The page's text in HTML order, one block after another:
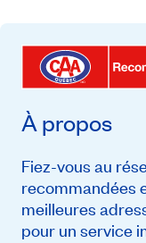
À propos
Fiez-vous au
recommandées
meilleures
pour un service